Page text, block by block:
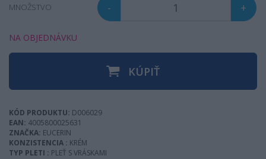
MNOŽSTVO - +
NA OBJEDNÁVKU
KÚPIŤ
KÓD PRODUKTU: D006029
EAN: 4005800025631
ZNAČKA: EUCERIN
KONZISTENCIA : KRÉM
TYP PLETI : PLEŤ S VRÁSKAMI